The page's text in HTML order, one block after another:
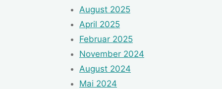
August 2025
April 2025
Februar 2025
November 2024
August 2024
Mai 2024